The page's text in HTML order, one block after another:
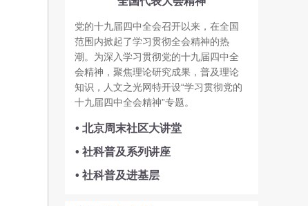
党的十九届四中全会召开以来，在全国
范围内掀起了学习贯彻全会精神的热
潮。为深入学习贯彻党的十九届四中全
会精神，聚焦理论研究成果，普及理论
知识，人文之光网特开设“学习贯彻党的
十九届四中全会精神”专题。
• 北京周末社区大讲堂
• 社科普及系列讲座
• 社科普及进基层